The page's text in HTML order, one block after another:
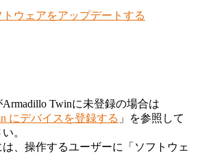
ウェアをアップデートする
Twinに未登録の場合は
にデバイスを登録する 」を参照して
。
、操作するユーザーに「ソフトウェ